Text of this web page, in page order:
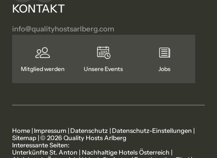
KONTAKT
info@qualityhostsarlberg.com
Mitglied werden Unsere Events Jobs
Home | Impressum | Datenschutz | Datenschutz-Einstellungen |
Sitemap |© 2026 Quality Hosts Arlberg
Interessante Seiten:
Unterkünfte St. Anton | Nachhaltige Hotels Österreich |